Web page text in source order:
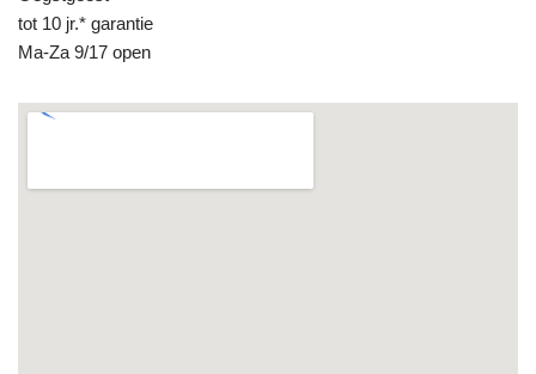
tot 10 jr.* garantie
Ma-Za 9/17 open